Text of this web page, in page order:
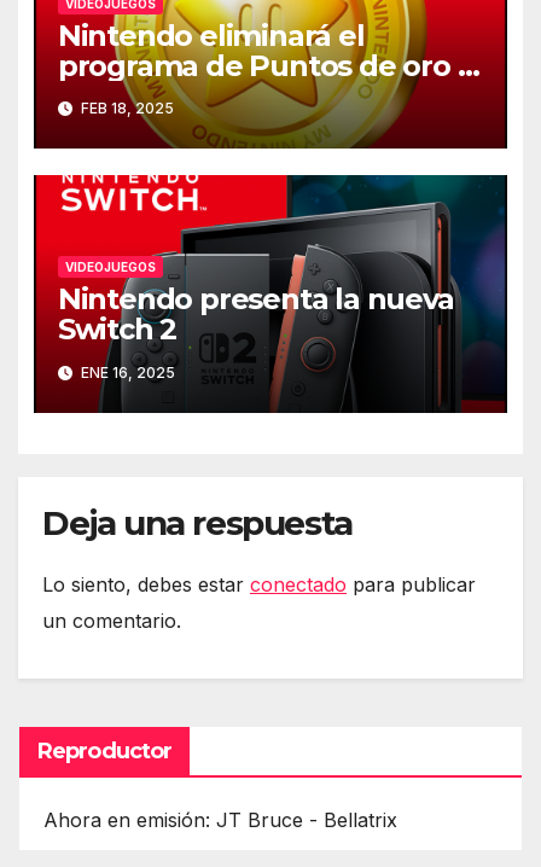
VIDEOJUEGOS
Nintendo eliminará el
programa de Puntos de oro el
25 de marzo
FEB 18, 2025
VIDEOJUEGOS
Nintendo presenta la nueva
Switch 2
ENE 16, 2025
Deja una respuesta
Lo siento, debes estar conectado para publicar
un comentario.
Reproductor
Ahora en emisión: JT Bruce - Bellatrix